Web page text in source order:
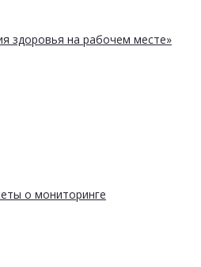
здоровья на рабочем месте»
о мониторинге